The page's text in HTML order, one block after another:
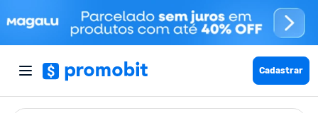
Cadastrar